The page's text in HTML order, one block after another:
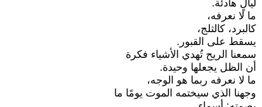
ليالٍ هادئة.
ما لا نعرفه،
كالبرد، كالثلج،
يسقط على القبور.
سمعنا الريح تُهدي الأشياء فكرة
أن الظل يجعلها وحيدة.
ما لا نعرفه ربما هو الوجه،
وجهنا الذي سيختمه الموت يومًا ما